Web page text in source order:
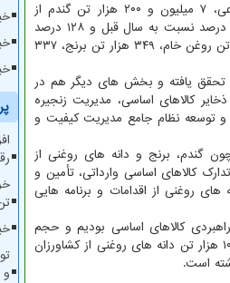
خریداری شده از گندم کاران سید سعید راد، مدیرعامل شرکت بازرگانی دولتی ایران اظهار داشت: پارسال زراعی، ۷ میلیون و ۲۰۰ هزار تن گندم از
کشاورزان خریداری شده بود که این رقم تا امروز به بیشتر از ۱۰ میلیون و ۳۲۲ هزار تن رسیده و بیشتر از ۴۴ درصد نسبت به سال قبل و ۱۲۸ درصد
نسبت به سال ۱۴۰۰ رشد داشته است؛ علاوه بر این، سال قبل ۵ میلیون و ۸۸۲ هزار تن گندم وارداتی، ۸۰۸ هزار تن روغن خام، ۳۴۹ هزار تن برنج، ۳۳۷
به گزارش وزارت جهاد کشاورزی، وی با بیان این که قسمتهایی از برنامه های کلیدی این شرکت برای سال ۱۴۰۲ تحقق یافته و بخش های دیگر هم در
کالاهای اساسی، مدیریت زنجیره
و توسعه نظام جامع مدیریت کیفیت و
گندم، برنج و دانه های روغنی از
کالاهای اساسی وارداتی، تأمین و
روغنی از اقدامات و برنامه هایی
سال گذشته، شاهد مدیریت ۳ میلیون و ۳۵۰ هزار تن ذخایر راهبردی کالاهای اساسی بودیم و حجم
عملیات شرکت بازرگانی دولتی ایران هم به ۶۲ میلیون و ۷۰۰ هزار تن رسید، تصریح کرد: پارسال زراعی، حدود ۱۰۰ هزار تن دانه های روغنی از کشاورزان
رقم 10
و